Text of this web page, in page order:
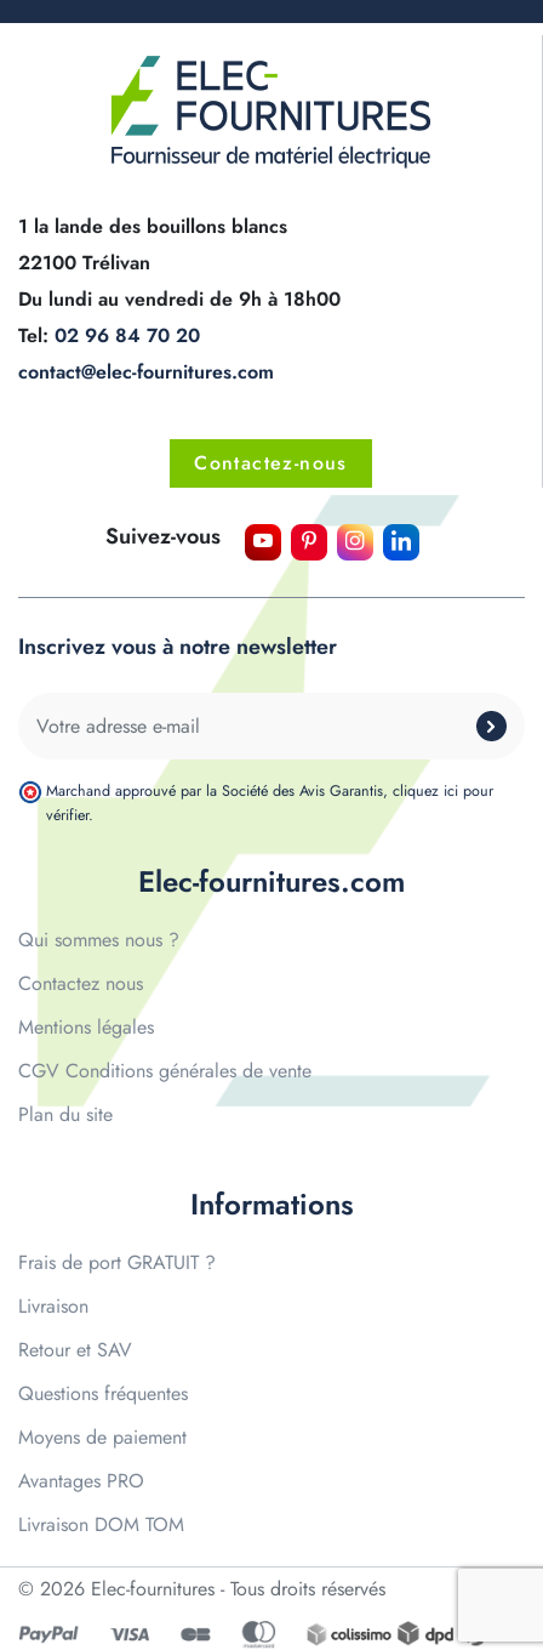
1 la lande des bouillons blancs
22100 Trélivan
Du lundi au vendredi de 9h à 18h00
Tel: 02 96 84 70 20
contact@elec-fournitures.com
Contactez-nous
Elec-fournitures.com
Qui sommes nous ?
Contactez nous
Mentions légales
CGV Conditions générales de vente
Plan du site
Informations
Frais de port GRATUIT ?
Livraison
Retour et SAV
Questions fréquentes
Moyens de paiement
Avantages PRO
Livraison DOM TOM
Suivez-vous
Inscrivez vous à notre newsletter
Marchand approuvé par la Société des Avis Garantis, cliquez ici pour
vérifier.
© 2026 Elec-fournitures - Tous droits réservés